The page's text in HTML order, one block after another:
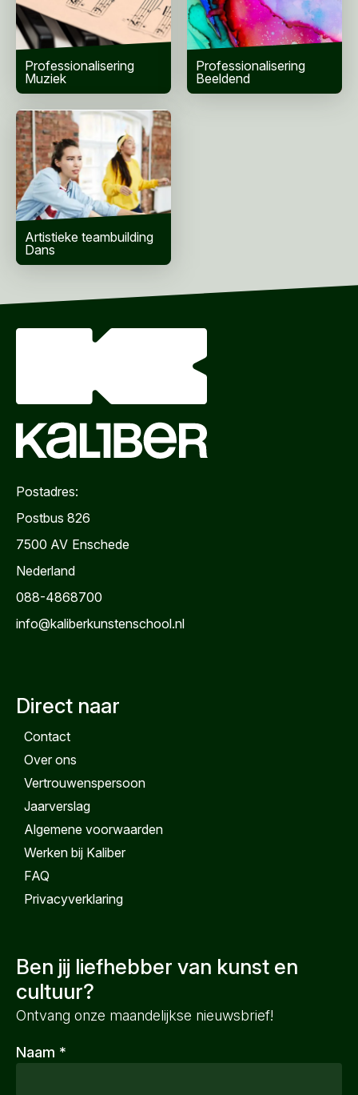
Bericht*
Professionalisering
Muziek
Professionalisering
Beeldend
Artistieke teambuilding
Dans
Postadres:
Postbus 826
7500 AV Enschede
Nederland
088-4868700
info@kaliberkunstenschool.nl
Direct naar
Contact
Over ons
Vertrouwenspersoon
Jaarverslag
Algemene voorwaarden
Werken bij Kaliber
FAQ
Privacyverklaring
Ben jij liefhebber van kunst en
cultuur?
Ontvang onze maandelijkse nieuwsbrief!
Naam *